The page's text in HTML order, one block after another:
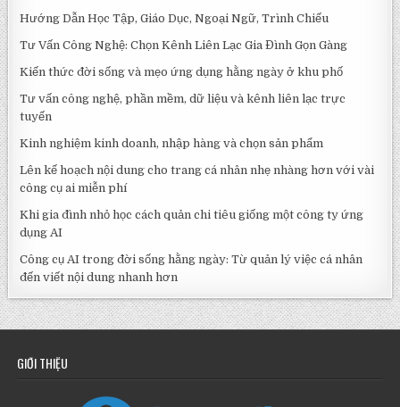
Hướng Dẫn Học Tập, Giáo Dục, Ngoại Ngữ, Trình Chiếu
Tư Vấn Công Nghệ: Chọn Kênh Liên Lạc Gia Đình Gọn Gàng
Kiến thức đời sống và mẹo ứng dụng hằng ngày ở khu phố
Tư vấn công nghệ, phần mềm, dữ liệu và kênh liên lạc trực
tuyến
Kinh nghiệm kinh doanh, nhập hàng và chọn sản phẩm
Lên kế hoạch nội dung cho trang cá nhân nhẹ nhàng hơn với vài
công cụ ai miễn phí
Khi gia đình nhỏ học cách quản chi tiêu giống một công ty ứng
dụng AI
Công cụ AI trong đời sống hằng ngày: Từ quản lý việc cá nhân
đến viết nội dung nhanh hơn
GIỚI THIỆU